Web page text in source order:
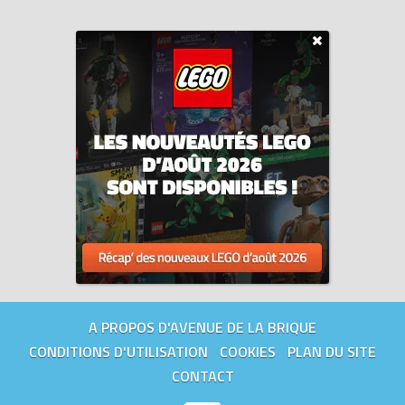
A PROPOS D'AVENUE DE LA BRIQUE
CONDITIONS D'UTILISATION
COOKIES
PLAN DU SITE
CONTACT